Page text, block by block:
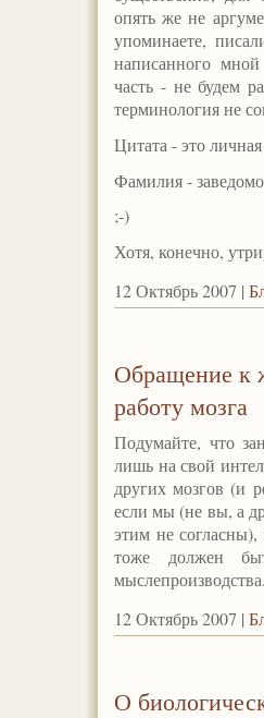
опять же не
упоминаете,
написанного
часть - не будем
терминология не
Цитата - это
Фамилия -
;-)
Хотя, конечно,
12 Октябрь 2007 |
Обращение к
работу мозга
Подумайте, что
лишь на свой
других мозгов (и
если мы (не вы, а
этим не согласны),
тоже должен
мыслепроизводства.
12 Октябрь 2007 |
О